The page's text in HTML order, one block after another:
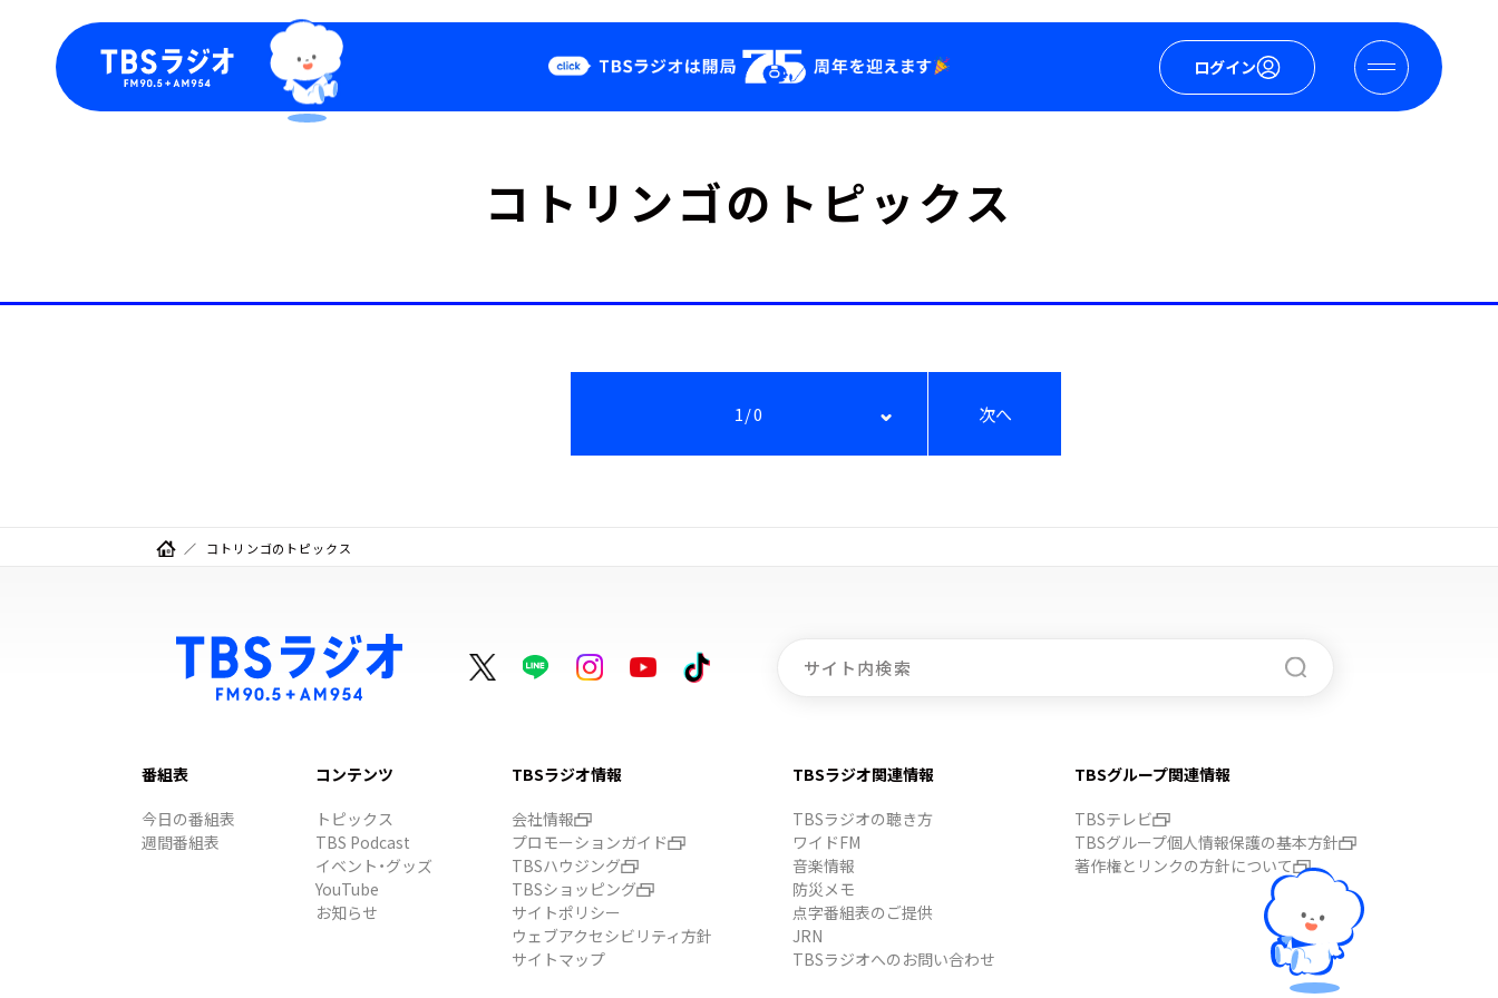
ログイン
Podcast
ズ
YouTube
コトリンゴのトピックス
1/0 次へ
コトリンゴのトピックス
番組表
今日の番組表
週間番組表
コンテンツ
トピックス
TBS Podcast
イベント・グッズ
YouTube
お知らせ
TBSラジオ情報
会社情報
プロモーションガイド
TBSハウジング
TBSショッピング
サイトポリシー
ウェブアクセシビリティ方針
サイトマップ
TBSラジオ関連情報
TBSラジオの聴き方
ワイドFM
音楽情報
防災メモ
点字番組表のご提供
JRN
TBSラジオへのお問い合わせ
TBSグループ関連情報
TBSテレビ
TBSグループ個人情報保護の基本方針
著作権とリンクの方針について